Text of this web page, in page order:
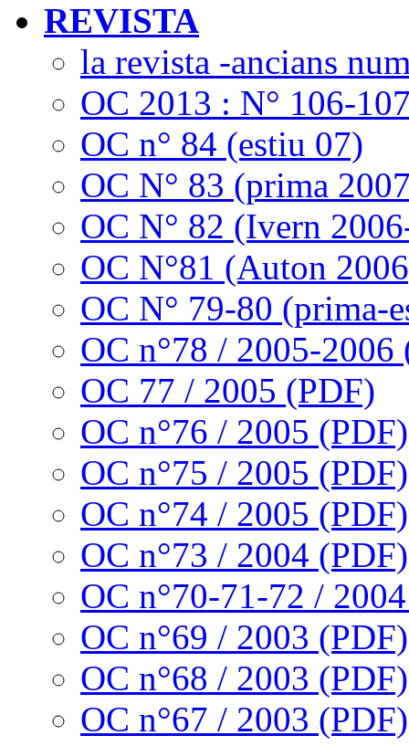
REVISTA
la revista -ancians
OC 2013 : N° 106-
OC n° 84 (estiu 07)
OC N° 83 (prima
OC N° 82 (Ivern
OC N°81 (Auton
OC N° 79-80 (prima-
OC n°78 / 2005-2006
OC 77 / 2005 (PDF)
OC n°76 / 2005 (PDF)
OC n°75 / 2005 (PDF)
OC n°74 / 2005 (PDF)
OC n°73 / 2004 (PDF)
OC n°70-71-72 /
OC n°69 / 2003 (PDF)
OC n°68 / 2003 (PDF)
OC n°67 / 2003 (PDF)